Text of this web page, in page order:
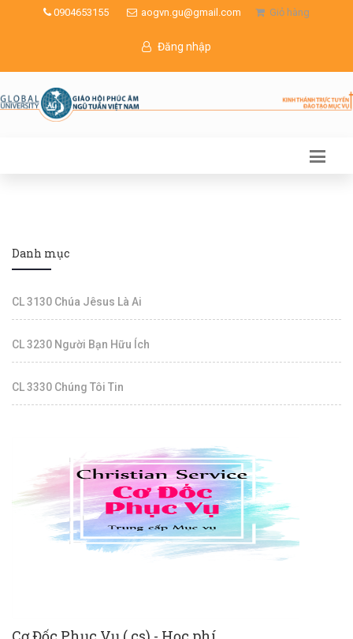
0904653155 aogvn.gu@gmail.com Giỏ hàng
Đăng nhập
Danh mục
CL 3130 Chúa Jêsus Là Ai
CL 3230 Người Bạn Hữu Ích
CL 3330 Chúng Tôi Tin